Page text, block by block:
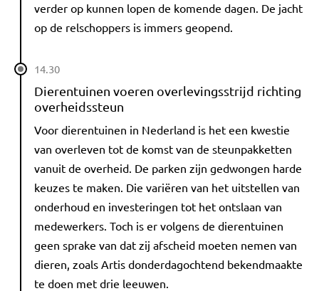
verder op kunnen lopen de komende dagen. De jacht
op de relschoppers is immers geopend.
14.30
Dierentuinen voeren overlevingsstrijd richting
overheidssteun
Voor dierentuinen in Nederland is het een kwestie
van overleven tot de komst van de steunpakketten
vanuit de overheid. De parken zijn gedwongen harde
keuzes te maken. Die variëren van het uitstellen van
onderhoud en investeringen tot het ontslaan van
medewerkers. Toch is er volgens de dierentuinen
geen sprake van dat zij afscheid moeten nemen van
dieren, zoals Artis donderdagochtend bekendmaakte
te doen met drie leeuwen.